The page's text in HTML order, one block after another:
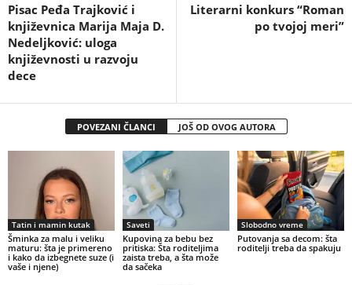
Pisac Peđa Trajković i
književnica Marija Maja D.
Nedelјković: uloga
književnosti u razvoju
dece
Literarni konkurs “Roman
po tvojoj meri”
POVEZANI ČLANCI JOŠ OD OVOG AUTORA
Tatin i mamin kutak
Šminka za malu i veliku
maturu: šta je primereno
i kako da izbegnete suze (i
vaše i njene)
Saveti
Kupovina za bebu bez
pritiska: Šta roditeljima
zaista treba, a šta može
da sačeka
Slobodno vreme
Putovanja sa decom: šta
roditelji treba da spakuju